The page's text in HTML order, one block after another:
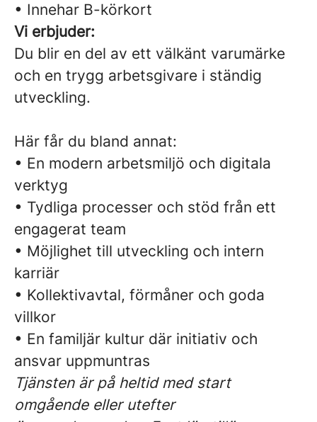
• Innehar B-körkort
Vi erbjuder:
Du blir en del av ett välkänt varumärke
och en trygg arbetsgivare i ständig
utveckling.
Här får du bland annat:
• En modern arbetsmiljö och digitala
verktyg
• Tydliga processer och stöd från ett
engagerat team
• Möjlighet till utveckling och intern
karriär
• Kollektivavtal, förmåner och goda
villkor
• En familjär kultur där initiativ och
ansvar uppmuntras
Tjänsten är på heltid med start
omgående eller utefter